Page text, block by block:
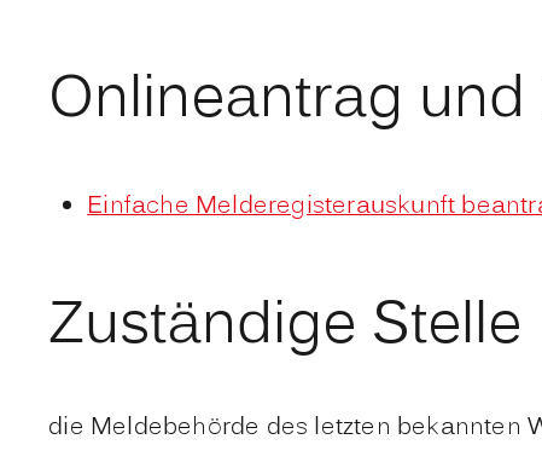
Onlineantrag
Einfache Melderegisterauskunft
Zuständige Stelle
die Meldebehörde des letzten bekannten